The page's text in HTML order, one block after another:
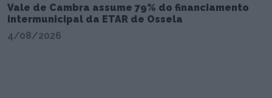
Vale de Cambra assume 79% do financiamento
intermunicipal da ETAR de Ossela
4/08/2026